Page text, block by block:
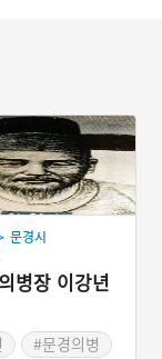
문경시
병장 이강년
#문경의병